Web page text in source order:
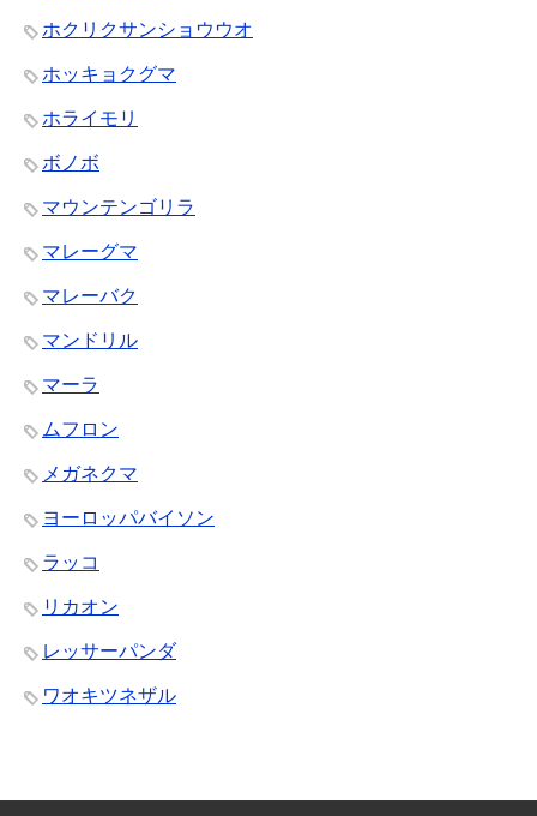
ホクリクサンショウウオ
ホッキョクグマ
ホライモリ
ボノボ
マウンテンゴリラ
マレーグマ
マレーバク
マンドリル
マーラ
ムフロン
メガネクマ
ヨーロッパバイソン
ラッコ
リカオン
レッサーパンダ
ワオキツネザル